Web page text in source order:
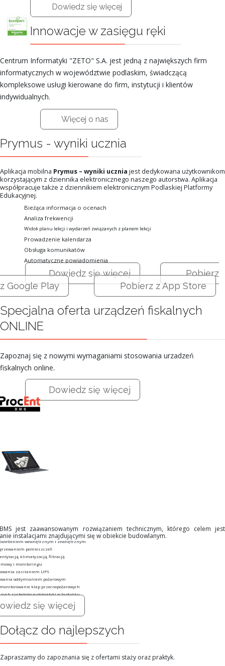
Dowiedz się więcej
Innowacje w zasięgu ręki
Centrum Informatyki "ZETO" S.A. jest jedną z największych firm
informatycznych w województwie podlaskim, świadczącą
kompleksowe usługi kierowane do firm, instytucji i klientów
indywidualnych.
Więcej o nas
Prymus - wyniki ucznia
Aplikacja mobilna Prymus – wyniki ucznia jest dedykowana użytkownikom
korzystającym z dziennika elektronicznego naszego autorstwa. Aplikacja
współpracuje także z dziennikiem elektronicznym Podlaskiej Platformy
Edukacyjnej.
Bieżąca informacja o ocenach
Analiza frekwencji
Widok planu lekcji i wydarzeń związanych z planem lekcji
Prowadzenie kalendarza
Obsługa komunikatów
Automatyczne powiadomienia
Dowiedz się więcej
Pobierz
z Google Play
Pobierz z App Store
Specjalna oferta urządzeń fiskalnych
ONLINE
Zapoznaj się z nowymi wymaganiami stosowania urzadzeń
fiskalnych online.
Dowiedz się więcej
jest zaawansowanym rozwiązaniem technicznym, którego celem jest
instalacjami znajdującymi się w obiekcie budowlanym.
wewnętrznym i zewnętrznym
pomieszczeń
klimatyzacją, filtracją
i monitoringu
zasilaniem UPS
oddymianiem pożarowym
klap przeciwpożarowych
systemów automatyki w budynku
się więcej
Dołącz do najlepszych
Zapraszamy do zapoznania się z ofertami staży oraz praktyk.